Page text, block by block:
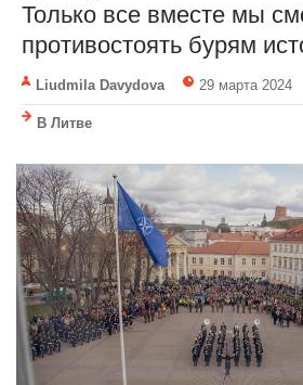
Только все вместе мы
противостоять бурям
Liudmila Davydova 29 марта 2024
В Литве